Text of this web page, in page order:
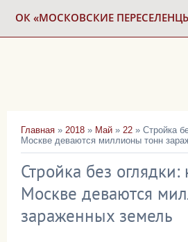
ОК «МОСКОВСКИЕ
КАРТА
ФОРУМ
Главная » 2018 » Май » 22 » Стройка
Москве деваются миллионы тонн
Стройка без оглядки:
Москве деваются
зараженных земель